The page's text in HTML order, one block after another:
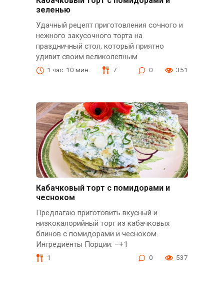
зеленью
Удачный рецепт приготовления сочного и
нежного закусочного торта на
праздничный стол, который приятно
удивит своим великолепным
1 час. 10 мин. 7 0 351
Кабачковый торт с помидорами и
чесноком
Предлагаю приготовить вкусный и
низкокалорийный торт из кабачковых
блинов с помидорами и чесноком.
Ингредиенты Порции: –+1
1 0 537